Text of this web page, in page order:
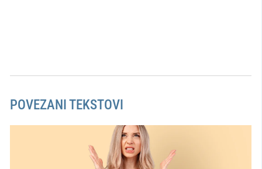
POVEZANI TEKSTOVI